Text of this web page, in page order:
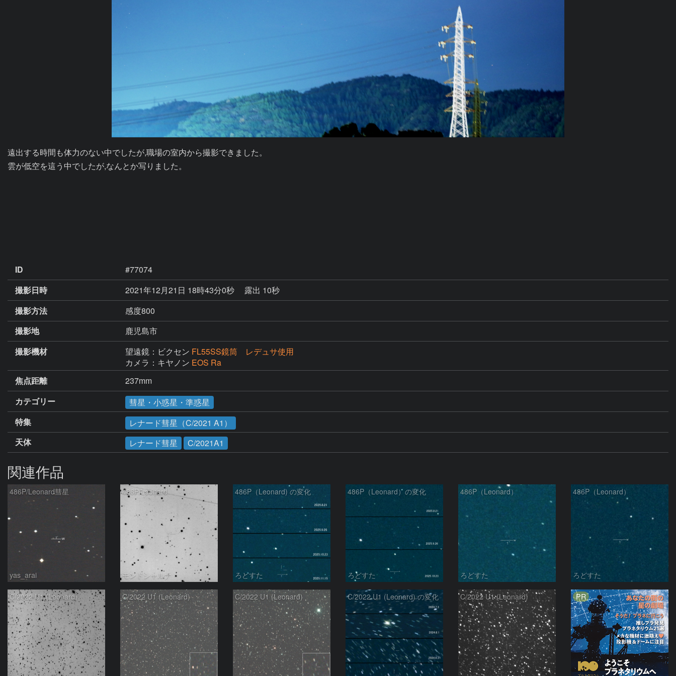
遠出する時間も体力のない中でしたが,職場の室内から撮影できました。
雲が低空を這う中でしたが,なんとか写りました。
ID
#77074
撮影日時
2021年12月21日 18時43分0秒
露出 10秒
撮影方法
感度800
撮影地
鹿児島市
撮影機材
望遠鏡：ビクセン FL55SS鏡筒 レデュサ使用
カメラ：キヤノン EOS Ra
焦点距離
237mm
カテゴリー
彗星・小惑星・準惑星
特集
レナード彗星（C/2021 A1）
天体
レナード彗星 C/2021A1
関連作品
486P/Leonard彗星
yas_arai
486P/Leonard
モンドシャルナ
486P（Leonard) の変化
ろどすた
486P（Leonard）の変化
ろどすた
486P（Leonard）
ろどすた
486P（Leonard）
ろどすた
C/2022 U1 (Leonard) C/2022 U1 (Leonard) C/2022 U1 (Leonard) C/2022 U1 (Leonard) の変化 C/2022 U1 (Leonard) PR